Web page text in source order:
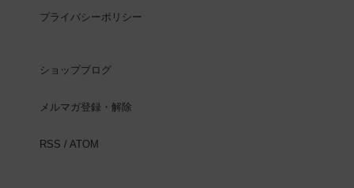
プライバシーポリシー
ショップブログ
メルマガ登録・解除
RSS / ATOM